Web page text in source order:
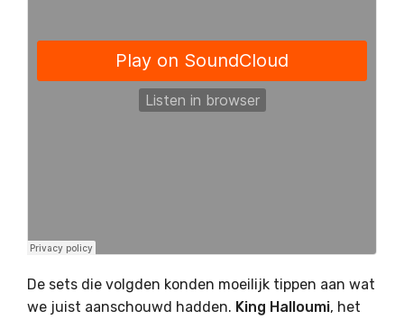
De sets die volgden konden moeilijk tippen aan wat
we juist aanschouwd hadden. King Halloumi, het